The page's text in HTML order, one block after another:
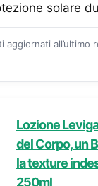
solare
Lozione
del Corpo, un
la texture
250ml